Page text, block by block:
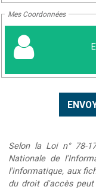
Mes Coordonnées
Selon la Loi n° 78-
Nationale de
l'informatique, aux
du droit d'accès